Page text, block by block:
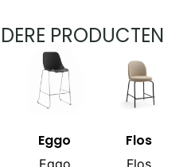
PRODUCTEN
Eggo
Eggo
Flos
Flos